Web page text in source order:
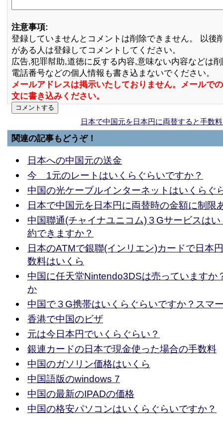
注意事項:
登録していませんとコメントは削除できません。 以後
がある人は登録してコメントしてください。
広告,犯罪幇助,道徳に反する内容,意味ない内容などは
電話番号などの個人情報も書き込まないでください。
メールアドレスは掲示いたしておりません。メールで
文に書き込みください。
日本で中国元を日本円に両替すると手数
関連の記事もどうぞ！
日本への中国元の送金
今 1元のレートはいくらぐらいですか？
中国の光ケーブルインターネットはいくらぐ
日本で中国元を日本円に両替時の金額に制限
中国聯通(チャイナユニコム)３Gサービスは
約できますか？
日本のATMで銀聯(インリエン)カードで日本
数料はいくら
中国に任天堂Nintendo3DSは売っていますか
か
中国で３G携帯はいくらぐらいですか？スマ
香港で中国のビザ
元は今日本円でいくらぐらい？
銀連カードの日本で現金使った場合の手数料
中国のガソリン価格はいくら
中国語版のwindows 7
中国の最新のIPADの価格
中国の格安パソコンはいくらぐらいですか？